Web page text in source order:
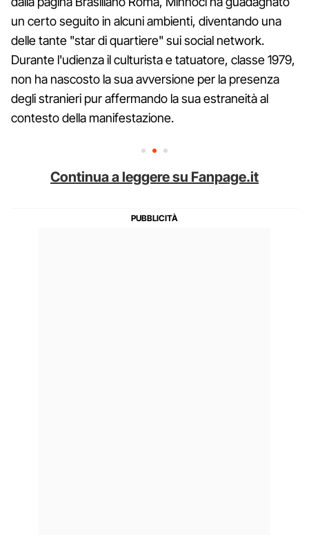
un certo seguito in alcuni ambienti, diventando una
delle tante "star di quartiere" sui social network.
Durante l'udienza il culturista e tatuatore, classe 1979,
non ha nascosto la sua avversione per la presenza
degli stranieri pur affermando la sua estraneità al
contesto della manifestazione.
Continua a leggere su Fanpage.it